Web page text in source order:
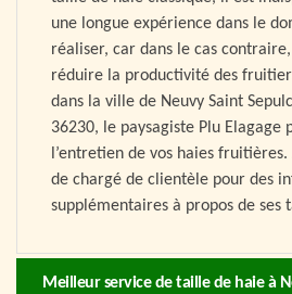
une longue expérience dans le
réaliser, car dans le cas
réduire la productivité des
dans la ville de Neuvy Saint
36230, le paysagiste Plu Elagage
l’entretien de vos haies
de chargé de clientèle pour des
supplémentaires à propos de ses
Meilleur service de taille de haie à